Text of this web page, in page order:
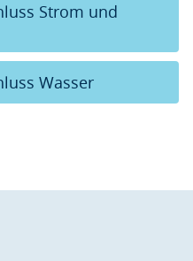
Strom und
Wasser